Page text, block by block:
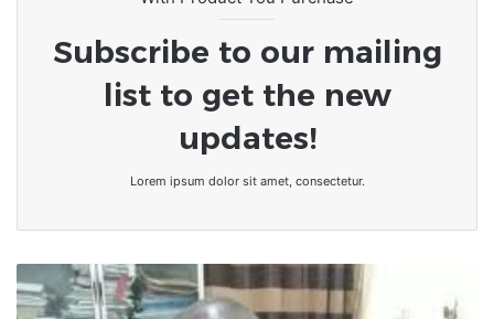
Subscribe to our mailing
list to get the new
updates!
Lorem ipsum dolor sit amet, consectetur.
Bénin/Affaire
Anatt